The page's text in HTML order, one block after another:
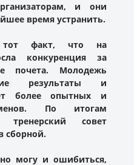
и они
время устранить.
тот факт, что на
конкуренция за
почета. Молодежь
результаты и
более опытных и
По итогам
тренерский совет
сборной.
могу и ошибиться,